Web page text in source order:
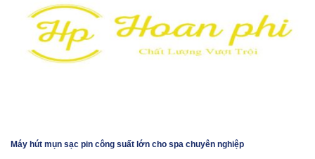
Máy hút mụn sạc pin công suất lớn cho spa chuyên nghiệp